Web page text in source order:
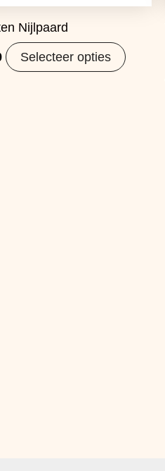
Nijlpaard
Selecteer opties